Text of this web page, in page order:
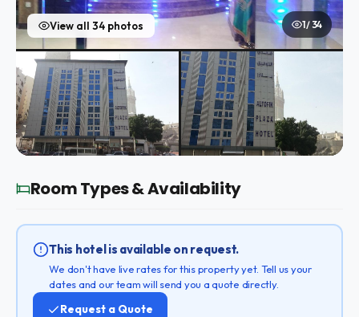
View all 34 photos 1 / 34
Room Types & Availability
This hotel is available on request.
We don't have live rates for this property yet. Tell us your
dates and our team will send you a quote directly.
Request a Quote